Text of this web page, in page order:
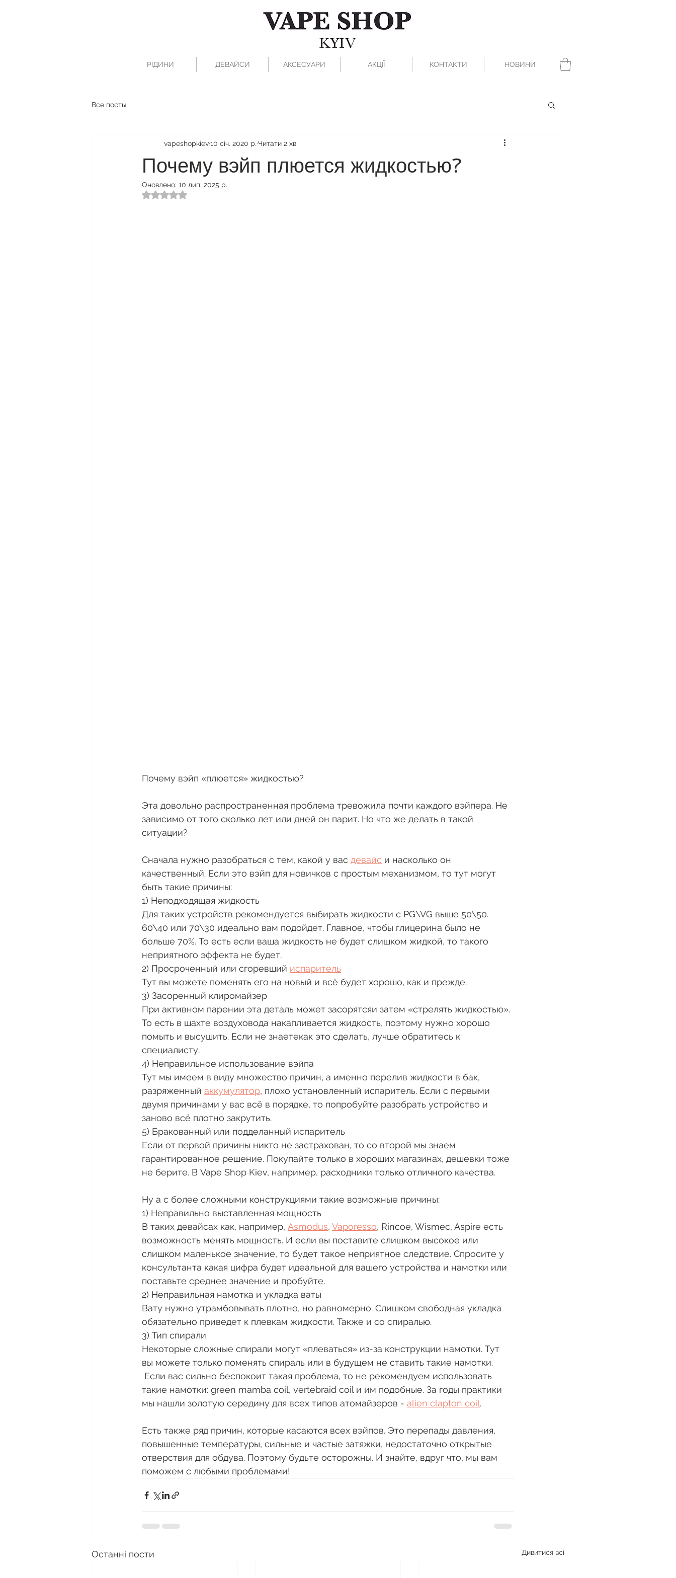
РІДИНИ ДЕВАЙСИ АКСЕСУАРИ АКЦІЇ КОНТАКТИ НОВИНИ
Все посты
Почему вэйп плюется жидкостью?
vapeshopkiev10 січ. 2020 р. Читати 2 хв
Оновлено: 10 лип. 2025 р.
Оцінка: NaN з 5 зірок.
Почему вэйп «плюется» жидкостью?
Эта довольно распространенная проблема тревожила почти каждого вэйпера. Не
зависимо от того сколько лет или дней он парит. Но что же делать в такой
ситуации?
Сначала нужно разобраться с тем, какой у вас девайс и насколько он
качественный. Если это вэйп для новичков с простым механизмом, то тут могут
быть такие причины:
1) Неподходящая жидкость
Для таких устройств рекомендуется выбирать жидкости с PG\VG выше 50\50.
60\40 или 70\30 идеально вам подойдет. Главное, чтобы глицерина было не
больше 70%. То есть если ваша жидкость не будет слишком жидкой, то такого
неприятного эффекта не будет.
2) Просроченный или сгоревший испаритель
Тут вы можете поменять его на новый и всё будет хорошо, как и прежде.
3) Засоренный клиромайзер
При активном парении эта деталь может засорятсяи затем «стрелять жидкостью».
То есть в шахте воздуховода накапливается жидкость, поэтому нужно хорошо
помыть и высушить. Если не знаетекак это сделать, лучше обратитесь к
специалисту.
4) Неправильное использование вэйпа
Тут мы имеем в виду множество причин, а именно перелив жидкости в бак,
разряженный аккумулятор, плохо установленный испаритель. Если с первыми
двумя причинами у вас всё в порядке, то попробуйте разобрать устройство и
заново всё плотно закрутить.
5) Бракованный или подделанный испаритель
Если от первой причины никто не застрахован, то со второй мы знаем
гарантированное решение. Покупайте только в хороших магазинах, дешевки тоже
не берите. В Vape Shop Kiev, например, расходники только отличного качества.
Ну а с более сложными конструкциями такие возможные причины:
1) Неправильно выставленная мощность
В таких девайсах как, например, Asmodus, Vaporesso, Rincoe, Wismec, Aspire есть
возможность менять мощность. И если вы поставите слишком высокое или
слишком маленькое значение, то будет такое неприятное следствие. Спросите у
консультанта какая цифра будет идеальной для вашего устройства и намотки или
поставьте среднее значение и пробуйте.
2) Неправильная намотка и укладка ваты
Вату нужно утрамбовывать плотно, но равномерно. Слишком свободная укладка
обязательно приведет к плевкам жидкости. Также и со спиралью.
3) Тип спирали
Некоторые сложные спирали могут «плеваться» из-за конструкции намотки. Тут
вы можете только поменять спираль или в будущем не ставить такие намотки.
Если вас сильно беспокоит такая проблема, то не рекомендуем использовать
такие намотки: green mamba coil, vertebraid coil и им подобные. За годы практики
мы нашли золотую середину для всех типов атомайзеров - alien clapton coil.
Есть также ряд причин, которые касаются всех вэйпов. Это перепады давления,
повышенные температуры, сильные и частые затяжки, недостаточно открытые
отверствия для обдува. Поэтому будьте осторожны. И знайте, вдруг что, мы вам
поможем с любыми проблемами!
Останні пости Дивитися всі